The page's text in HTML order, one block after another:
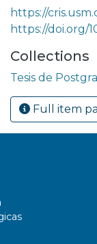
https://
https://doi.org/
Collections
Tesis de
Full item